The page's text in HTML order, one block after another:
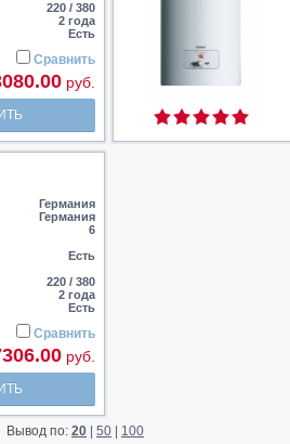
220 / 380
2 года
Есть
Сравнить
руб.
Германия
Германия
6
Есть
220 / 380
2 года
Есть
Сравнить
руб.
Вывод по: 20 50 100